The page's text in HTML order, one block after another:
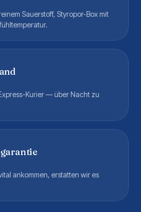
Sauerstoff, Styropor-Box mit
Kurier — über Nacht zu
ankommen, erstatten wir es